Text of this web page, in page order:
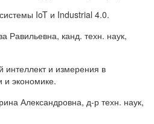
IoT и Industrial 4.0.
Равильевна, канд. техн. наук,
и измерения в
и экономике.
Александровна, д-р техн. наук,